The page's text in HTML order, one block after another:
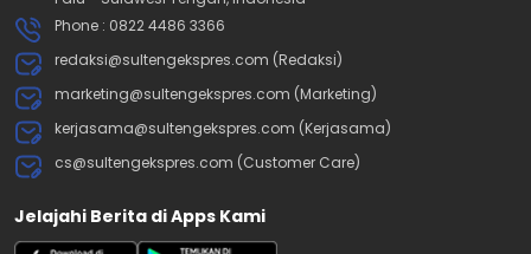
Phone : 0822 4486 3366
redaksi@sultengekspres.com (Redaksi)
marketing@sultengekspres.com (Marketing)
kerjasama@sultengekspres.com (Kerjasama)
cs@sultengekspres.com (Customer Care)
Jelajahi Berita di Apps Kami